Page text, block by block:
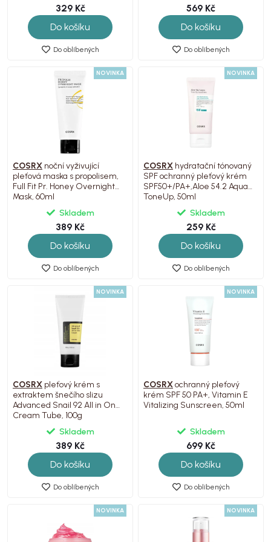
329 Kč
Do košíku
Do oblíbených
569 Kč
Do košíku
Do oblíbených
NOVINKA
COSRX noční vyživující
pleťová maska s propolisem,
Full Fit Pr. Honey Overnight
Mask, 60ml
Skladem
389 Kč
Do košíku
Do oblíbených
NOVINKA
COSRX hydratační tónovaný
SPF ochranný pleťový krém
SPF50+/PA+,Aloe 54.2 Aqua
ToneUp, 50ml
Skladem
259 Kč
Do košíku
Do oblíbených
NOVINKA
COSRX pleťový krém s
extraktem šnečího slizu
Advanced Snail 92 All in One
Cream Tube, 100g
Skladem
389 Kč
Do košíku
Do oblíbených
NOVINKA
COSRXochranný pleťový
krém SPF 50 PA+, Vitamin E
Vitalizing Sunscreen, 50ml
Skladem
699 Kč
Do košíku
Do oblíbených
NOVINKA NOVINKA